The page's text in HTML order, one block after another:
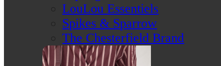
LouLou Essentiels
Spikes & Sparrow
The Chesterfield Brand